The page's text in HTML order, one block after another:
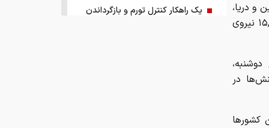
در زمین و دریا،
سکوهای بدون سرنشین چندمنظوره (پهپادها و شناورهای هدایت‌پذیر) و ۱۵,۰۰۰ نیروی
در
کشورها
یک راهکار کنترل تورم و بازگرداندن